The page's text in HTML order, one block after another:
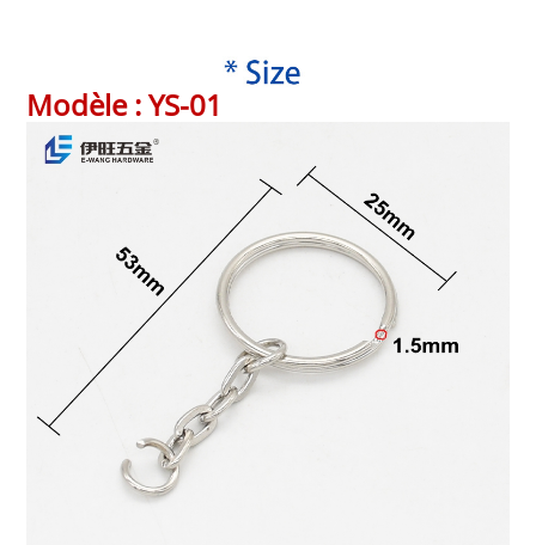
Numéro de modèle
Heure de livraison
Modèle : YS-01